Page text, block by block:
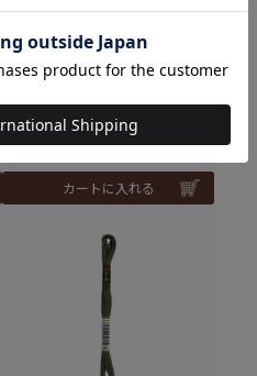
アンカーストランテッドコッ
トン（刺しゅう糸）col.085
5
¥165税込
カートに入れる